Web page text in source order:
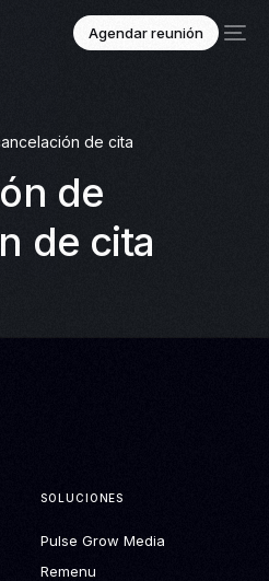
Agendar reunión
de cita
de
de cita
SOLUCIONES
Pulse Grow Media
Remenu